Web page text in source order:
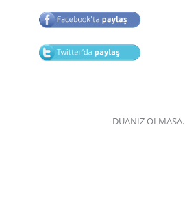
DUANIZ OLMASA.